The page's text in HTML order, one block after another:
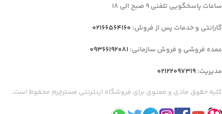
ساعات پاسخگویی تلفنی 9 صبح الی 18
گارانتی و خدمات پس از فروش: 02166564160
عمده فروشی و فروش سازمانی: 09366192081
مدیریت:02122097319
کلیه حقوق مادی و معنوی برای فروشگاه اینترنتی مسترچرم محفوظ است.